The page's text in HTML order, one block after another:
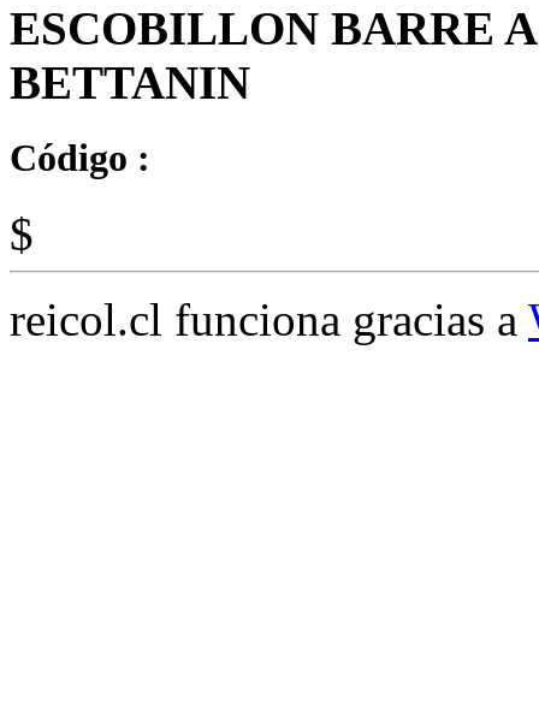
ESCOBILLON BARRE
BETTANIN
Código :
$
reicol.cl funciona gracias a